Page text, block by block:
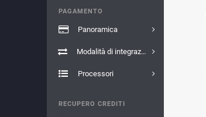
PAGAMENTO
Panoramica
Modalità di integrazione
Processori
RECUPERO CREDITI